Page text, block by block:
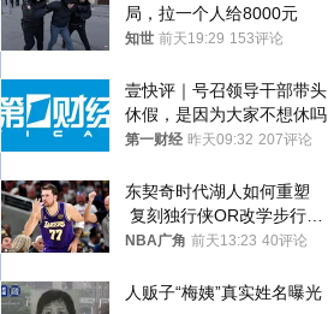
局，拉一个人给8000元
知世 前天19:29 153评论
壹快评｜号召领导干部带头
休假，是因为大家不想休吗
第一财经 昨天09:32 207评论
东契奇时代湖人如何重塑
复刻独行侠OR改学步行
者？
NBA广角 前天13:23 40评论
人贩子“梅姨”真实姓名曝光